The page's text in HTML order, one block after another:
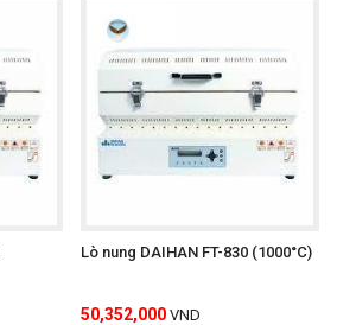
Lò nung DAIHAN FT-830 (1000°C)
50,352,000 VND